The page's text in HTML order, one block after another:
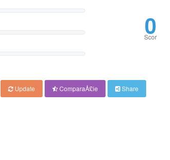
0
Scor
Update ComparaÅ£ie Share